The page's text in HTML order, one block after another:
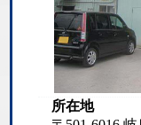
所在地